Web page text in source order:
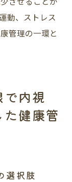
動、ストレス
管理の一環と
内視
健康管
選択肢